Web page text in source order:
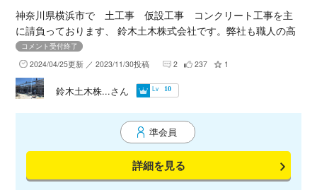
神奈川県横浜市で 土工事 仮設工事 コンクリート工事を主
に請負っております、 鈴木土木株式会社です。弊社も職人の高
齢化や担い手不足で、職人さんや協力会者さんが不足していま
す。是非協力業者になっていただける会社様いらっしゃいまし
たらご連絡ください。 寮も完備しており、事務所として使用し
ていただけます。是非お力添えをお願いします。
コメント受付終了
2024/04/25更新 ／ 2023/11/30投稿 2 237 1
準会員
詳細を見る
鈴木土木株...さん Lv 10